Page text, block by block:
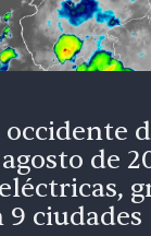
de
ciudades